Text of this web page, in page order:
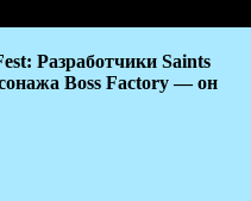
Разработчики Saints
Boss Factory — он